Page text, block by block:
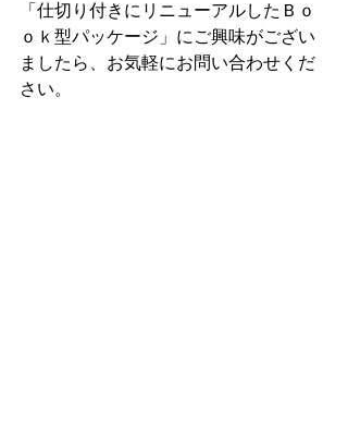
「仕切り付きにリニューアルしたＢｏ
ｏｋ型パッケージ」にご興味がござい
ましたら、お気軽にお問い合わせくだ
さい。